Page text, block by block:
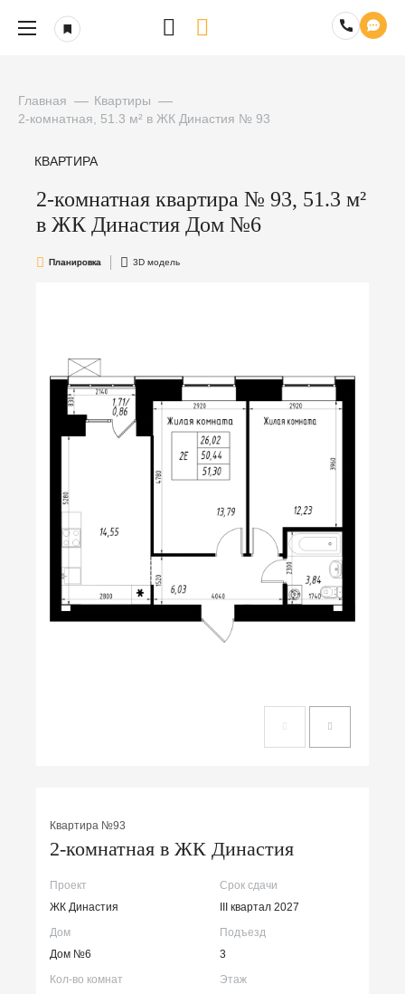
Главная
Квартиры
2-комнатная, 51.3 м² в ЖК Династия № 93
КВАРТИРА
2-комнатная квартира № 93, 51.3 м²
в ЖК Династия Дом №6
Планировка 3D модель
Квартира №93
2-комнатная в ЖК Династия
Проект
ЖК Династия
Срок сдачи
III квартал 2027
Дом
Дом №6
Подъезд
3
Кол-во комнат
Этаж